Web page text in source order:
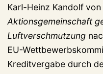
Karl-Heinz Kandolf
Aktionsgemeinschaft
Luftverschmutzung
EU-
Kreditvergabe durch